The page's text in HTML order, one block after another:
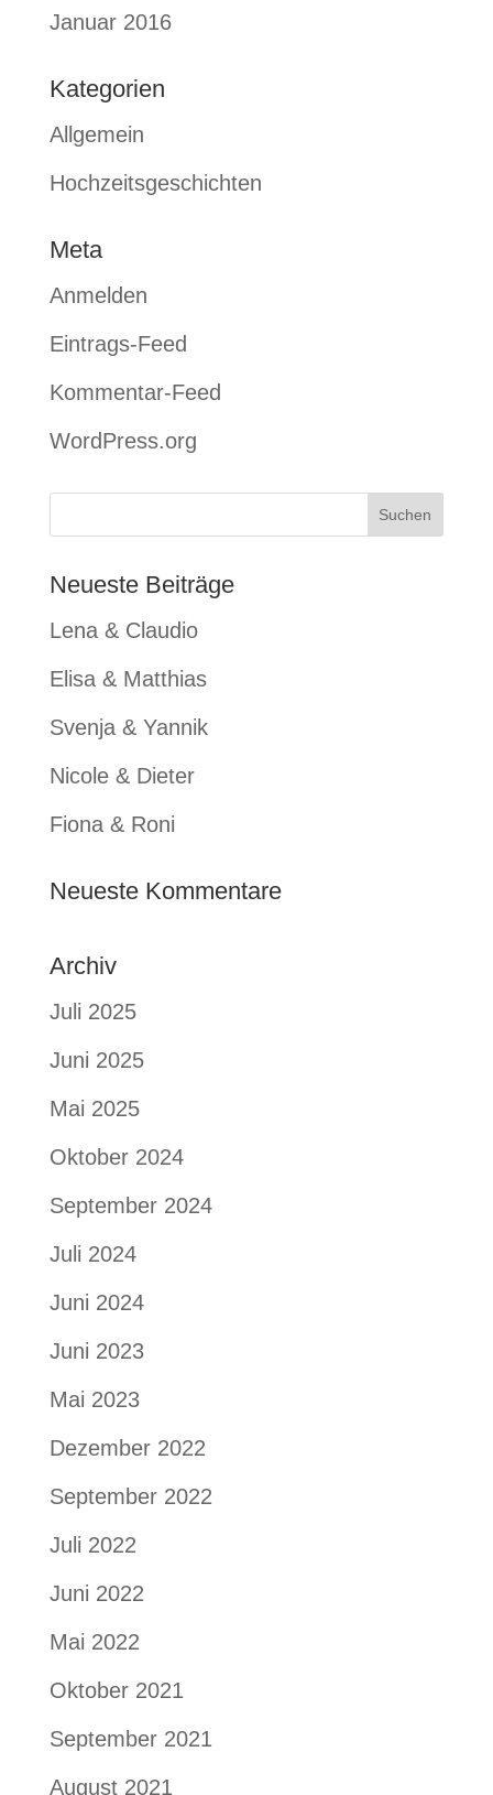
Januar 2016
Kategorien
Allgemein
Hochzeitsgeschichten
Meta
Anmelden
Eintrags-Feed
Kommentar-Feed
WordPress.org
Neueste Beiträge
Lena & Claudio
Elisa & Matthias
Svenja & Yannik
Nicole & Dieter
Fiona & Roni
Neueste Kommentare
Archiv
Juli 2025
Juni 2025
Mai 2025
Oktober 2024
September 2024
Juli 2024
Juni 2024
Juni 2023
Mai 2023
Dezember 2022
September 2022
Juli 2022
Juni 2022
Mai 2022
Oktober 2021
September 2021
August 2021